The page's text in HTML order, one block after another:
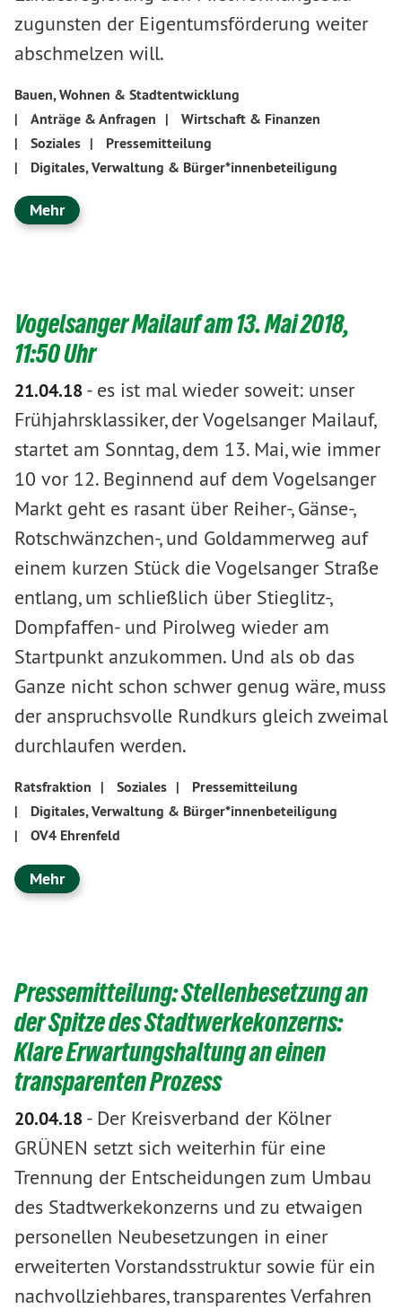
zugunsten der Eigentumsförderung weiter
abschmelzen will.
Bauen, Wohnen & Stadtentwicklung
|
Anträge & Anfragen |
Wirtschaft & Finanzen
|
Soziales |
Pressemitteilung
|
Digitales, Verwaltung & Bürger*innenbeteiligung
Mehr
Vogelsanger Mailauf am 13. Mai 2018,
11:50 Uhr
21.04.18- es ist mal wieder soweit: unser
Frühjahrsklassiker, der Vogelsanger Mailauf,
startet am Sonntag, dem 13. Mai, wie immer
10 vor 12. Beginnend auf dem Vogelsanger
Markt geht es rasant über Reiher-, Gänse-,
Rotschwänzchen-, und Goldammerweg auf
einem kurzen Stück die Vogelsanger Straße
entlang, um schließlich über Stieglitz-,
Dompfaffen- und Pirolweg wieder am
Startpunkt anzukommen. Und als ob das
Ganze nicht schon schwer genug wäre, muss
der anspruchsvolle Rundkurs gleich zweimal
durchlaufen werden.
Ratsfraktion | Soziales |
Pressemitteilung
|
Digitales, Verwaltung & Bürger*innenbeteiligung
|
OV4 Ehrenfeld
Mehr
Pressemitteilung: Stellenbesetzung an
der Spitze des Stadtwerkekonzerns:
Klare Erwartungshaltung an einen
transparenten Prozess
20.04.18- Der Kreisverband der Kölner
GRÜNEN setzt sich weiterhin für eine
Trennung der Entscheidungen zum Umbau
des Stadtwerkekonzerns und zu etwaigen
personellen Neubesetzungen in einer
erweiterten Vorstandsstruktur sowie für ein
nachvollziehbares, transparentes Verfahren